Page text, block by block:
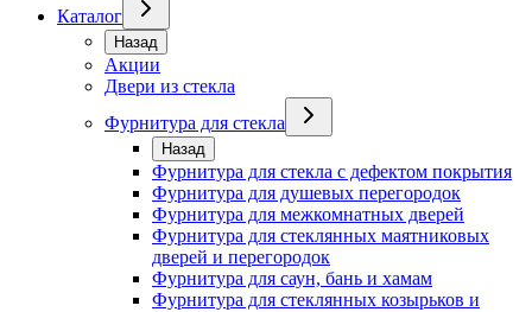
Каталог
Назад
Акции
Двери из стекла
Фурнитура для стекла
Назад
Фурнитура для стекла с дефектом покрытия
Фурнитура для душевых перегородок
Фурнитура для межкомнатных дверей
Фурнитура для стеклянных маятниковых
дверей и перегородок
Фурнитура для саун, бань и хамам
Фурнитура для стеклянных козырьков и